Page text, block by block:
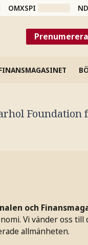
OMXSPI
Prenumerera
Foundation
och
Vi vänder oss till
allmänheten.